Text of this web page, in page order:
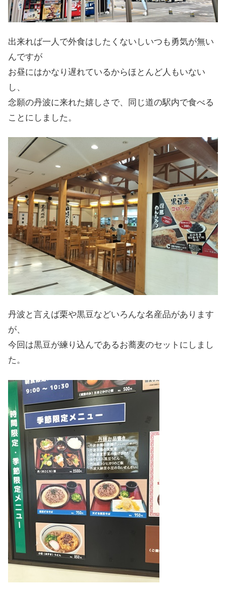
出来れば一人で外食はしたくないしいつも勇気が無い
んですが
お昼にはかなり遅れているからほとんど人もいない
し、
念願の丹波に来れた嬉しさで、同じ道の駅内で食べる
ことにしました。
丹波と言えば栗や黒豆などいろんな名産品があります
が、
今回は黒豆が練り込んであるお蕎麦のセットにしまし
た。